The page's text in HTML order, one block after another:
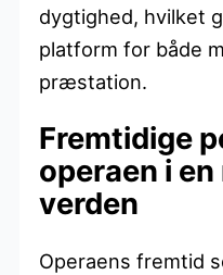
dygtighed, hvilket
platform for både
præstation.
Fremtidige
operaen i
verden
Operaens fremtid